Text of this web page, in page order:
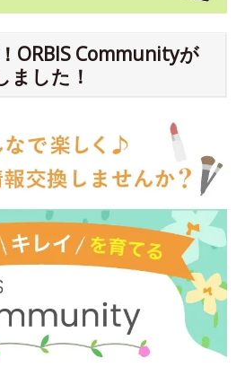
ORBIS Communityが
ました！